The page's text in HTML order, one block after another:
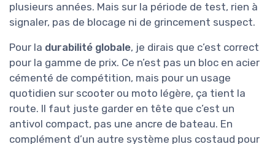
plusieurs années. Mais sur la période de test, rien à
signaler, pas de blocage ni de grincement suspect.
Pour la durabilité globale, je dirais que c’est correct
pour la gamme de prix. Ce n’est pas un bloc en acier
cémenté de compétition, mais pour un usage
quotidien sur scooter ou moto légère, ça tient la
route. Il faut juste garder en tête que c’est un
antivol compact, pas une ancre de bateau. En
complément d’un autre système plus costaud pour